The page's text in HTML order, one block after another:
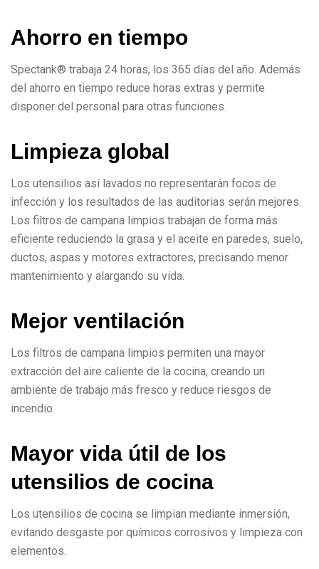
Ahorro en tiempo
Spectank® trabaja 24 horas, los 365 días del año. Además
del ahorro en tiempo reduce horas extras y permite
disponer del personal para otras funciones.
Limpieza global
Los utensilios así lavados no representarán focos de
infección y los resultados de las auditorias serán mejores.
Los filtros de campana limpios trabajan de forma más
eficiente reduciendo la grasa y el aceite en paredes, suelo,
ductos, aspas y motores extractores, precisando menor
mantenimiento y alargando su vida.
Mejor ventilación
Los filtros de campana limpios permiten una mayor
extracción del aire caliente de la cocina, creando un
ambiente de trabajo más fresco y reduce riesgos de
incendio.
Mayor vida útil de los
utensilios de cocina
Los utensilios de cocina se limpian mediante inmersión,
evitando desgaste por químicos corrosivos y limpieza con
elementos.